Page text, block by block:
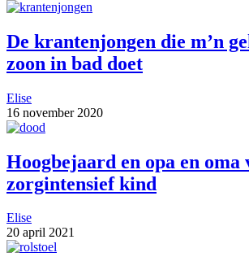
De krantenjongen die m’n
zoon in bad doet
Elise
16 november 2020
Hoogbejaard en opa en oma
zorgintensief kind
Elise
20 april 2021